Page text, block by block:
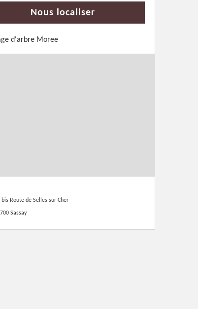
Nous localiser
d'arbre Moree
bis Route de Selles sur Cher
Sassay